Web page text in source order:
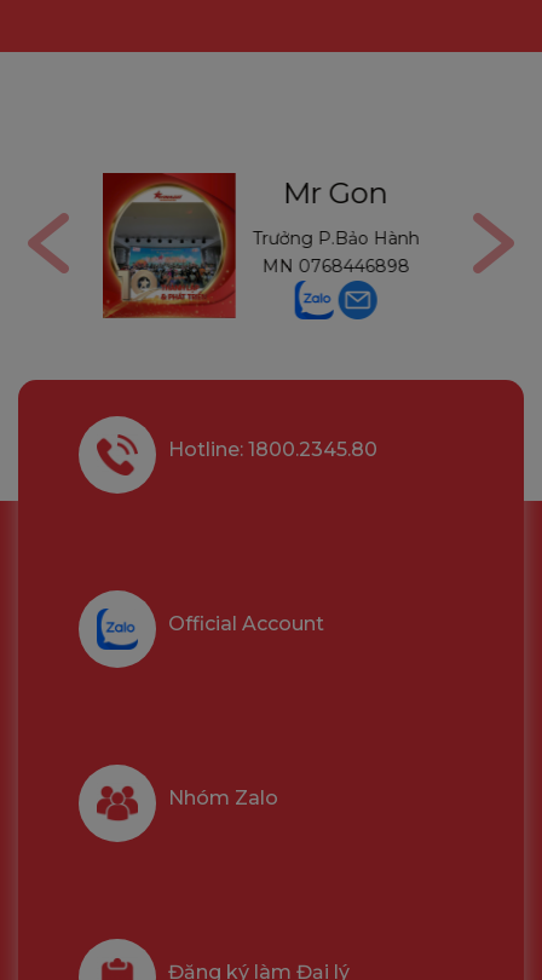
Hành
Mr Thường
Trưởng P.Bảo Hành
MB 0971234540
Hotline: 1800.2345.80
Official Account
Nhóm Zalo
Đăng ký làm Đại lý